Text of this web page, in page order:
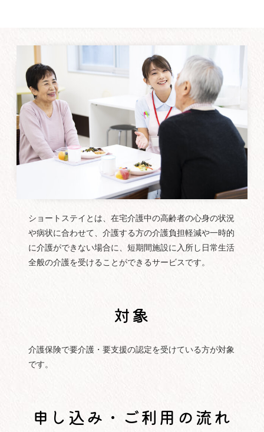
ショートステイとは、在宅介護中の高齢者の心身の状況
や病状に合わせて、介護する方の介護負担軽減や一時的
に介護ができない場合に、短期間施設に入所し日常生活
全般の介護を受けることができるサービスです。
対象
介護保険で要介護・要支援の認定を受けている方が対象
です。
申し込み・ご利用の流れ